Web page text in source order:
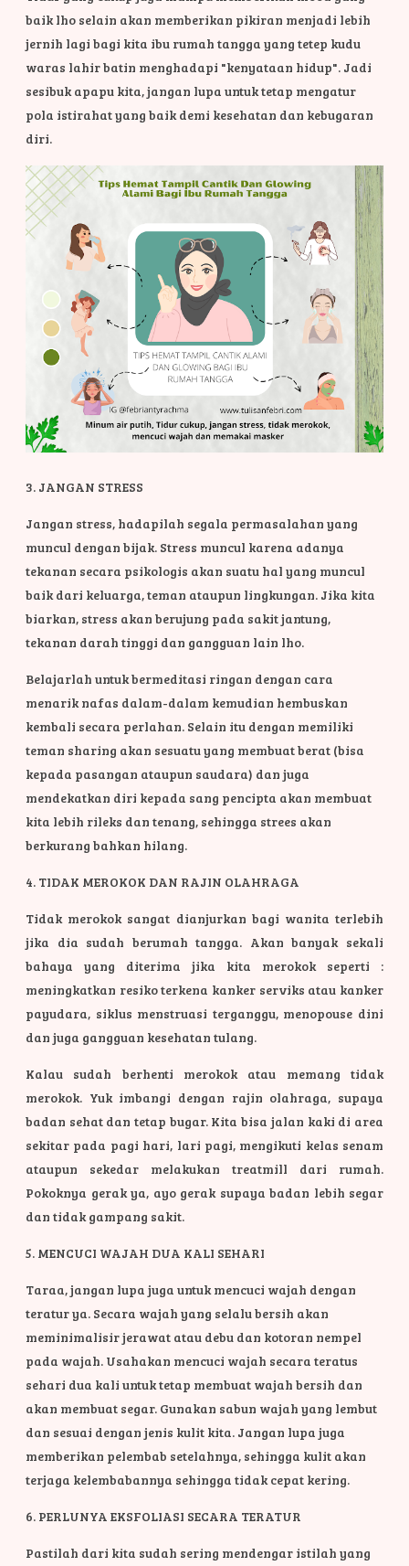
baik lho selain akan memberikan pikiran menjadi lebih
jernih lagi bagi kita ibu rumah tangga yang tetep kudu
waras lahir batin menghadapi "kenyataan hidup". Jadi
sesibuk apapu kita, jangan lupa untuk tetap mengatur
pola istirahat yang baik demi kesehatan dan kebugaran
diri.
3. JANGAN STRESS
Jangan stress, hadapilah segala permasalahan yang
muncul dengan bijak. Stress muncul karena adanya
tekanan secara psikologis akan suatu hal yang muncul
baik dari keluarga, teman ataupun lingkungan. Jika kita
biarkan, stress akan berujung pada sakit jantung,
tekanan darah tinggi dan gangguan lain lho.
Belajarlah untuk bermeditasi ringan dengan cara
menarik nafas dalam-dalam kemudian hembuskan
kembali secara perlahan. Selain itu dengan memiliki
teman sharing akan sesuatu yang membuat berat (bisa
kepada pasangan ataupun saudara) dan juga
mendekatkan diri kepada sang pencipta akan membuat
kita lebih rileks dan tenang, sehingga strees akan
berkurang bahkan hilang.
4. TIDAK MEROKOK DAN RAJIN OLAHRAGA
Tidak merokok sangat dianjurkan bagi wanita terlebih
jika dia sudah berumah tangga. Akan banyak sekali
bahaya yang diterima jika kita merokok seperti :
meningkatkan resiko terkena kanker serviks atau kanker
payudara, siklus menstruasi terganggu, menopouse dini
dan juga gangguan kesehatan tulang.
Kalau sudah berhenti merokok atau memang tidak
merokok. Yuk imbangi dengan rajin olahraga, supaya
badan sehat dan tetap bugar. Kita bisa jalan kaki di area
sekitar pada pagi hari, lari pagi, mengikuti kelas senam
ataupun sekedar melakukan treatmill dari rumah.
Pokoknya gerak ya, ayo gerak supaya badan lebih segar
dan tidak gampang sakit.
5. MENCUCI WAJAH DUA KALI SEHARI
Taraa, jangan lupa juga untuk mencuci wajah dengan
teratur ya. Secara wajah yang selalu bersih akan
meminimalisir jerawat atau debu dan kotoran nempel
pada wajah. Usahakan mencuci wajah secara teratus
sehari dua kali untuk tetap membuat wajah bersih dan
akan membuat segar. Gunakan sabun wajah yang lembut
dan sesuai dengan jenis kulit kita. Jangan lupa juga
memberikan pelembab setelahnya, sehingga kulit akan
terjaga kelembabannya sehingga tidak cepat kering.
6. PERLUNYA EKSFOLIASI SECARA TERATUR
Pastilah dari kita sudah sering mendengar istilah yang